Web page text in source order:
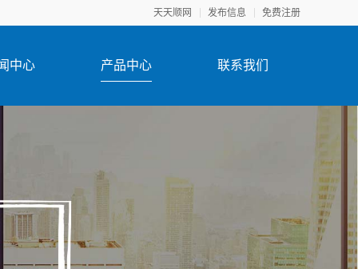
天天顺网 发布信息 免费注册
中心 产品中心 联系我们